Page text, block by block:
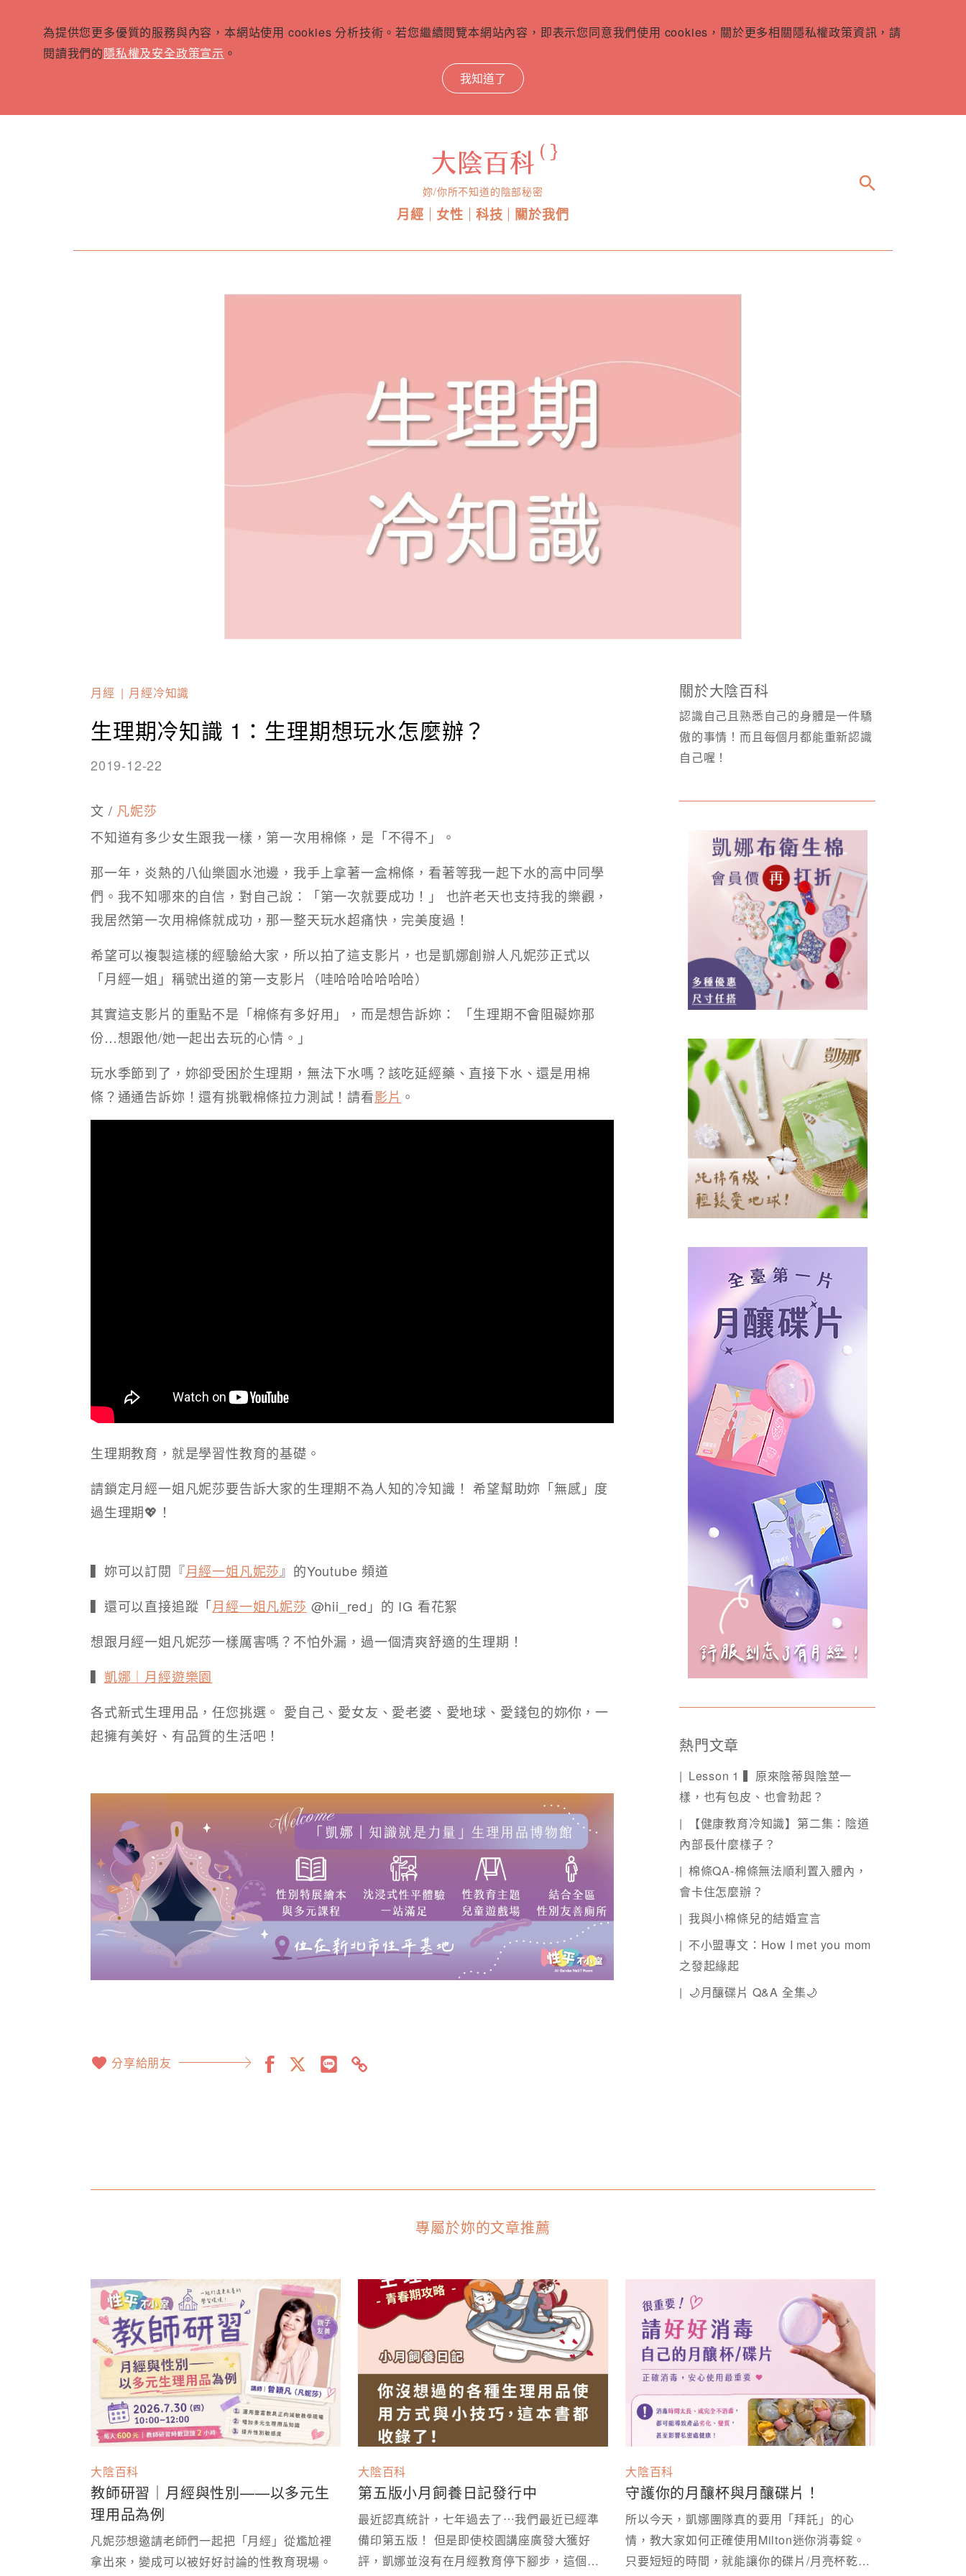
為提供您更多優質的服務與內容，本網站使用 cookies 分析技術。若您繼續閱覽本網站內容，即表示您同意我們使用 cookies，關於更多相關隱私權政策資訊，請
閱讀我們的隱私權及安全政策宣示 。
我知道了
妳/你所不知道的陰部秘密
月經 女性 科技 關於我們
search
月經 月經冷知識
生理期冷知識 1：生理期想玩水怎麼辦？
2019-12-22
文 / 凡妮莎
不知道有多少女生跟我一樣，第一次用棉條，是「不得不」。
那一年，炎熱的八仙樂園水池邊，我手上拿著一盒棉條，看著等我一起下水的高中同學
們。我不知哪來的自信，對自己說：「第一次就要成功！」 也許老天也支持我的樂觀，
我居然第一次用棉條就成功，那一整天玩水超痛快，完美度過！
希望可以複製這樣的經驗給大家，所以拍了這支影片，也是凱娜創辦人凡妮莎正式以
「月經一姐」稱號出道的第一支影片（哇哈哈哈哈哈哈）
其實這支影片的重點不是「棉條有多好用」，而是想告訴妳： 「生理期不會阻礙妳那
份…想跟他/她一起出去玩的心情。」
玩水季節到了，妳卻受困於生理期，無法下水嗎？該吃延經藥、直接下水、還是用棉
條？通通告訴妳！還有挑戰棉條拉力測試！請看影片 。
生理期教育，就是學習性教育的基礎。
請鎖定月經一姐凡妮莎要告訴大家的生理期不為人知的冷知識！ 希望幫助妳「無感」度
過生理期💖！
▍妳可以訂閱『月經一姐凡妮莎』的Youtube 頻道
▍還可以直接追蹤「月經一姐凡妮莎 @hii_red」的 IG 看花絮
想跟月經一姐凡妮莎一樣厲害嗎？不怕外漏，過一個清爽舒適的生理期！
▍ 凱娜｜月經遊樂園
各式新式生理用品，任您挑選。 愛自己、愛女友、愛老婆、愛地球、愛錢包的妳∕你，一
起擁有美好、有品質的生活吧！
分享給朋友
關於大陰百科
認識自己且熟悉自己的身體是一件驕
傲的事情！而且每個月都能重新認識
自己喔！
熱門文章
Lesson 1 ▍原來陰蒂與陰莖一
樣，也有包皮、也會勃起？
【健康教育冷知識】第二集：陰道
內部長什麼樣子？
棉條QA-棉條無法順利置入體內，
會卡住怎麼辦？
我與小棉條兒的結婚宣言
不小盟專文：How I met you mom
之發起緣起
🌙月釀碟片 Q&A 全集🌙
專屬於妳的文章推薦
大陰百科
教師研習｜月經與性別——以多元生
理用品為例
凡妮莎想邀請老師們一起把「月經」從尷尬裡
大陰百科
第五版小月飼養日記發行中
最近認真統計，七年過去了⋯我們最近已經準
備印第五版！ 但是即使校園講座廣發大獲好
評，凱娜並沒有在月經教育停下腳步，這個月
大陰百科
守護你的月釀杯與月釀碟片！
所以今天，凱娜團隊真的要用「拜託」的心
情，教大家如何正確使用Milton迷你消毒錠。
只要短短的時間，就能讓你的碟片/月亮杯乾淨